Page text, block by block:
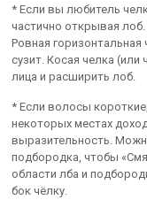
* Если вы любитель
частично открывая
Ровная
сузит. Косая челка
лица и расширить лоб.
* Если волосы
некоторых местах
выразительность.
подбородка, чтобы
области лба и
бок чёлку.